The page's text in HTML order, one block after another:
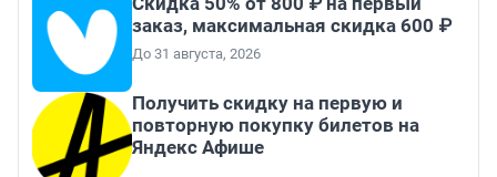
заказ, максимальная скидка 600 ₽
До 31 августа, 2026
Получить скидку на первую и
повторную покупку билетов на
Яндекс Афише